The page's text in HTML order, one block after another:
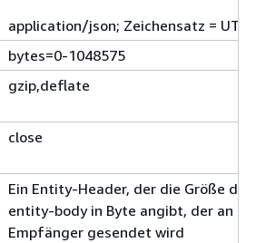
application/json; Zeichensatz =
bytes=0-1048575
gzip,deflate
close
Ein Entity-Header, der die Größe des
entity-body in Byte angibt, der an
Empfänger gesendet wird